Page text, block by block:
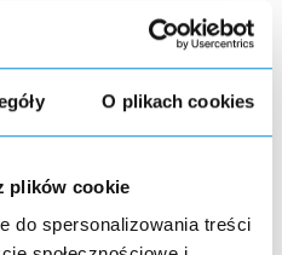
O plikach cookies
plików cookie
do spersonalizowania treści